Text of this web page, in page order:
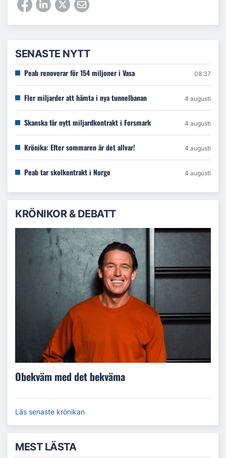
SENASTE NYTT
Peab renoverar för 154 miljoner i Vasa 08:37
Fler miljarder att hämta i nya tunnelbanan 4 augusti
Skanska får nytt miljardkontrakt i Forsmark 4 augusti
Krönika: Efter sommaren är det allvar! 4 augusti
Peab tar skolkontrakt i Norge 4 augusti
KRÖNIKOR & DEBATT
Obekväm med det bekväma
Läs senaste krönikan
MEST LÄSTA